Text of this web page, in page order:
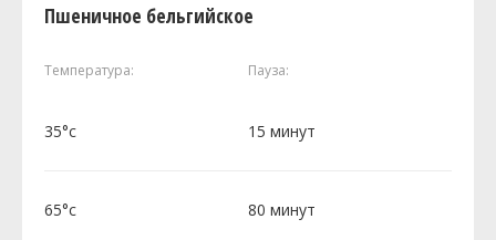
Пшеничное бельгийское
Температура: Пауза:
35°c 15 минут
65°c 80 минут